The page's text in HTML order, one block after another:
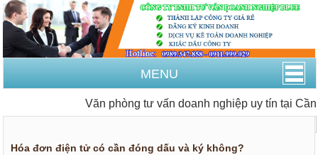
MENU
Văn phòng tư vấn doanh nghiệp uy tín tại Cần
Hóa đơn điện tử có cần đóng dấu và ký không?